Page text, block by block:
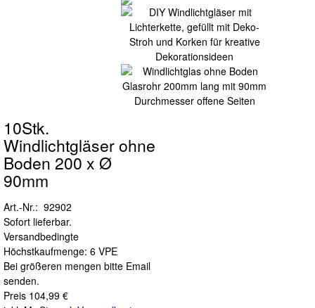
10Stk.
Windlichtgläser ohne
Boden 200 x Ø
90mm
Art.-Nr.: 92902
Sofort lieferbar.
Versandbedingte
Höchstkaufmenge: 6 VPE
Bei größeren mengen bitte Email
senden.
Preis 104,99 €